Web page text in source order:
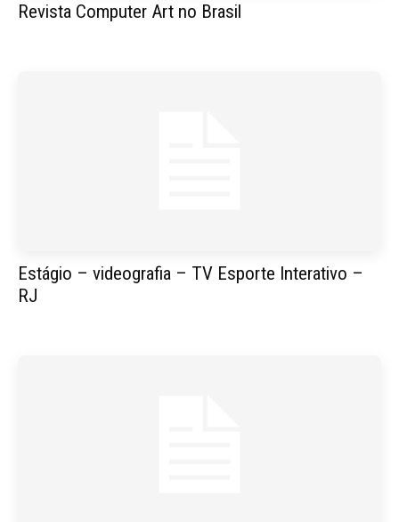
Revista Computer Art no Brasil
Estágio – videografia – TV Esporte Interativo –
RJ